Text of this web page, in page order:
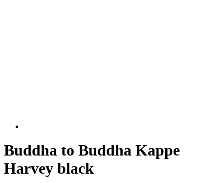
Buddha to Buddha Kappe
Harvey black